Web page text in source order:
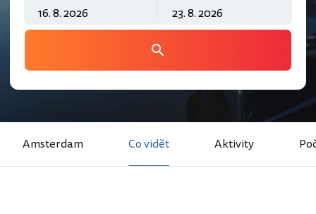
Amsterdam Co vidět Aktivity